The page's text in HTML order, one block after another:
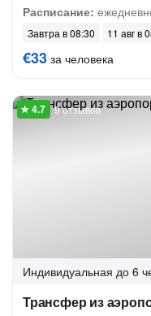
Расписание:
Завтра в 08:30 11 авг в
€33 за человека
9 отзывов
Индивидуальная до 6
Трансфер из